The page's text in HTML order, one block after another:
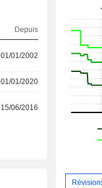
Depuis
01/01/2002
01/01/2020
15/06/2016